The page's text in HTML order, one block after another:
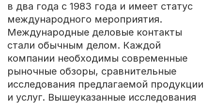
в два года с 1983 года и имеет статус
международного мероприятия.
Международные деловые контакты
стали обычным делом. Каждой
компании необходимы современные
рыночные обзоры, сравнительные
исследования предлагаемой продукции
и услуг. Вышеуказанные исследования